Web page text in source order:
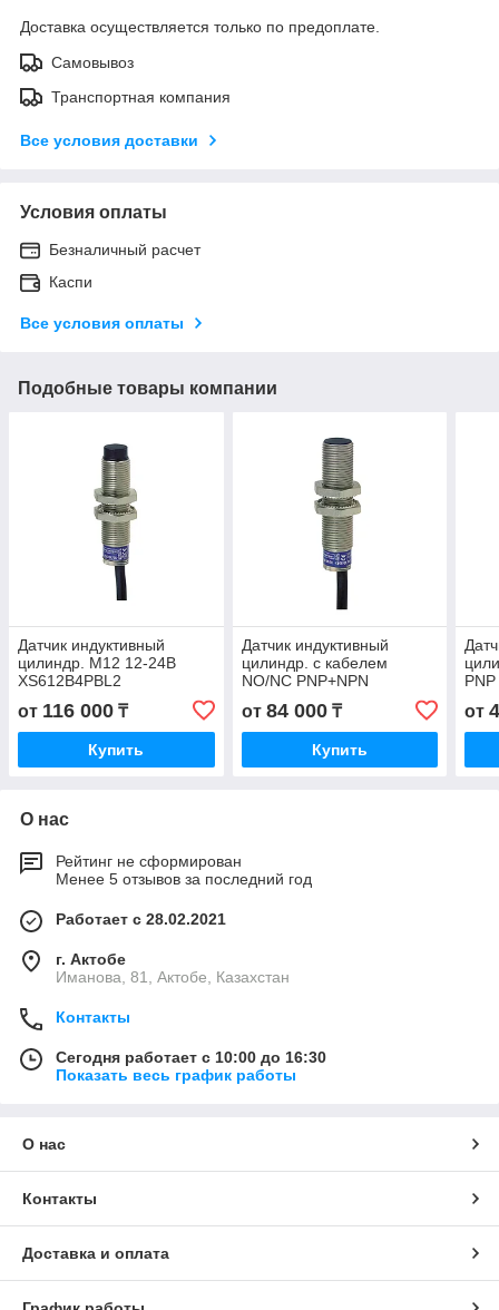
Доставка осуществляется только по предоплате.
Самовывоз
Транспортная компания
Все условия доставки
Условия оплаты
Безналичный расчет
Каспи
Все условия оплаты
Подобные товары компании
Датчик индуктивный
цилиндр. М12 12-24В
XS612B4PBL2
от 116 000 ₸
Купить
Датчик индуктивный
цилиндр. с кабелем
NO/NC PNP+NPN
XS1M12KP340
от 84 000₸
Купить
от
О нас
Рейтинг не сформирован
Менее 5 отзывов за последний год
Работает с 28.02.2021
г. Актобе
Иманова, 81, Актобе, Казахстан
Контакты
Сегодня работает с 10:00 до 16:30
Показать весь график работы
О нас
Контакты
Доставка и оплата